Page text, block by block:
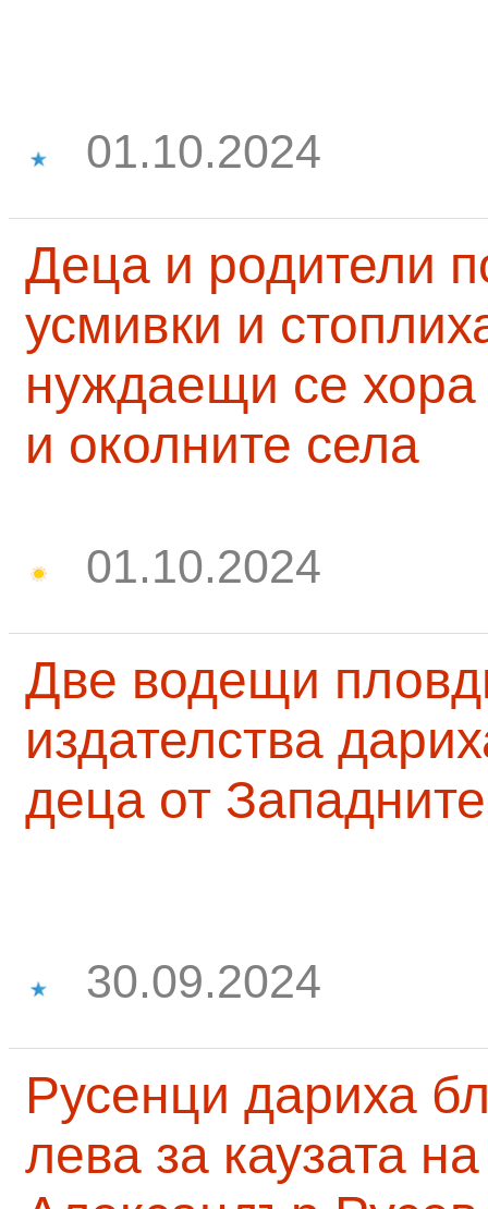
01.10.2024
Деца и родители
усмивки и
нуждаещи се
и околните села
01.10.2024
Две водещи
издателства
деца от
30.09.2024
Русенци дариха
лева за каузата